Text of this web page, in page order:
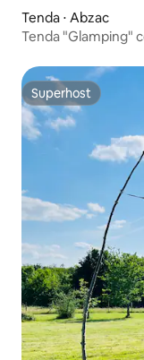
Tenda ⋅ Abzac
Tenda "Glamping"
Superhost
Superhost